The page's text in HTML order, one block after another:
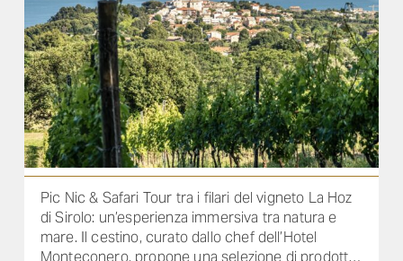
Pic Nic & Safari Tour tra i filari del vigneto La Hoz
di Sirolo: un’esperienza immersiva tra natura e
mare. Il cestino, curato dallo chef dell’Hotel
Monteconero, propone una selezione di prodotti